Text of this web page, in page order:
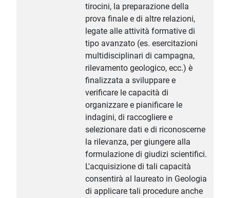
tirocini, la preparazione della
prova finale e di altre relazioni,
legate alle attività formative di
tipo avanzato (es. esercitazioni
multidisciplinari di campagna,
rilevamento geologico, ecc.) è
finalizzata a sviluppare e
verificare le capacità di
organizzare e pianificare le
indagini, di raccogliere e
selezionare dati e di riconoscerne
la rilevanza, per giungere alla
formulazione di giudizi scientifici.
L'acquisizione di tali capacità
consentirà al laureato in Geologia
di applicare tali procedure anche